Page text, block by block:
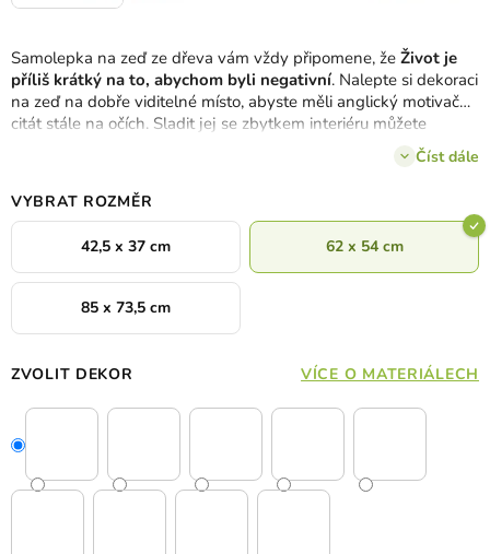
Samolepka na zeď ze dřeva vám vždy připomene, že Život je
příliš krátký na to, abychom byli negativní. Nalepte si dekoraci
na zeď na dobře viditelné místo, abyste měli anglický motivační
citát stále na očích. Sladit jej se zbytkem interiéru můžete
ve 3 rozměrech a 8 odstínechČíst dále
VYBRAT ROZMĚR
42,5 x 37 cm 62 x 54 cm
85 x 73,5 cm
ZVOLIT DEKOR VÍCE O MATERIÁLECH